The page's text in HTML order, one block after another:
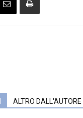
ALTRO DALL'AUTORE